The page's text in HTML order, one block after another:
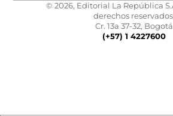
© 2026, Editorial La República
derechos
Cr. 13a 37-32, Bogotá
(+57) 1 4227600